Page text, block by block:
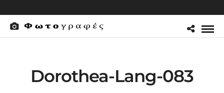
Dorothea-Lang-083